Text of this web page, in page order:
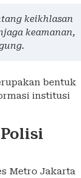
keikhlasan
keamanan,
bentuk
institusi
Metro Jakarta